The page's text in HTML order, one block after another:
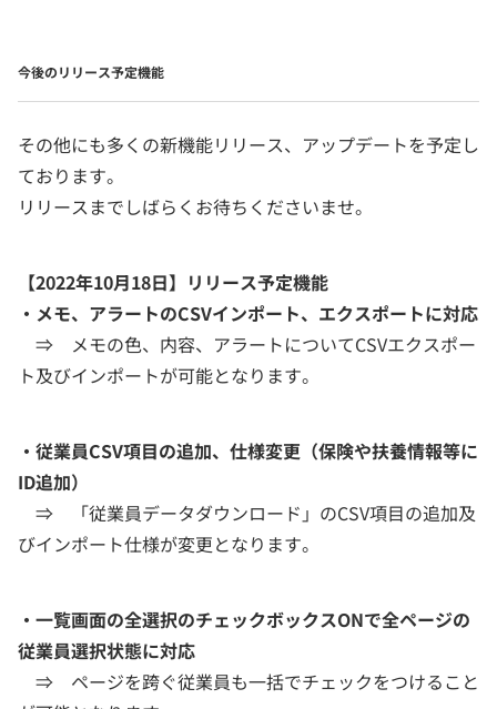
今後のリリース予定機能
その他にも多くの新機能リリース、アップデートを予定し
ております。
リリースまでしばらくお待ちくださいませ。
【2022年10月18日】リリース予定機能
・メモ、アラートのCSVインポート、エクスポートに対応
⇒ メモの色、内容、アラートについてCSVエクスポー
ト及びインポートが可能となります。
・従業員CSV項目の追加、仕様変更（保険や扶養情報等に
ID追加）
⇒ 「従業員データダウンロード」のCSV項目の追加及
びインポート仕様が変更となります。
・一覧画面の全選択のチェックボックスONで全ページの
従業員選択状態に対応
⇒ ページを跨ぐ従業員も一括でチェックをつけること